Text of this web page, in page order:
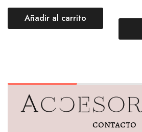
Añadir al carrito
contacto